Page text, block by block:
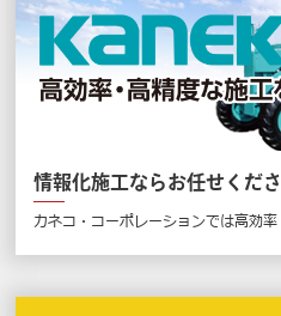
情報化施工ならお任せくだ
カネコ・コーポレーションでは高効